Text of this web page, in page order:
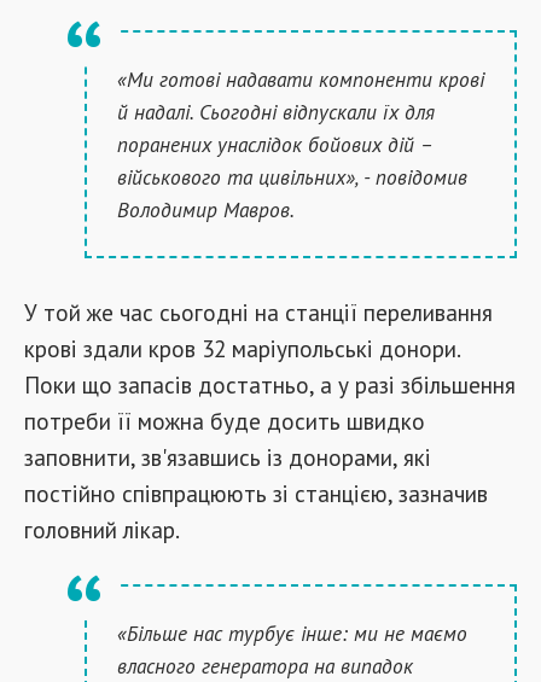
«Ми готові надавати компоненти крові
й надалі. Сьогодні відпускали їх для
поранених унаслідок бойових дій –
військового та цивільних», - повідомив
Володимир Мавров.
У той же час сьогодні на станції переливання
крові здали кров 32 маріупольські донори.
Поки що запасів достатньо, а у разі збільшення
потреби її можна буде досить швидко
заповнити, зв'язавшись із донорами, які
постійно співпрацюють зі станцією, зазначив
головний лікар.
«Більше нас турбує інше: ми не маємо
власного генератора на випадок